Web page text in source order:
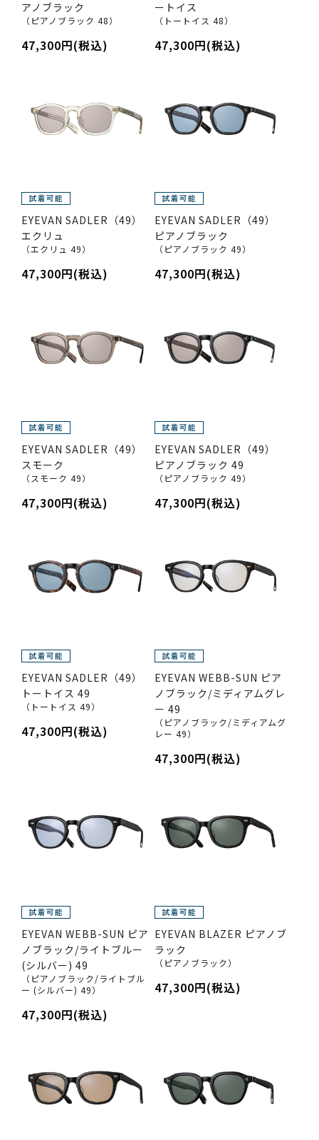
アノブラック
（ピアノブラック 48）
47,300円(税込)
ートイス
（トートイス 48）
47,300円(税込)
EYEVAN SADLER（49）
エクリュ
（エクリュ 49）
47,300円(税込)
EYEVAN SADLER（49）
ピアノブラック
（ピアノブラック 49）
47,300円(税込)
EYEVAN SADLER（49）
スモーク
（スモーク 49）
47,300円(税込)
EYEVAN SADLER（49）
ピアノブラック 49
（ピアノブラック 49）
47,300円(税込)
EYEVAN SADLER（49）
トートイス 49
（トートイス 49）
47,300円(税込)
EYEVAN WEBB-SUN ピア
ノブラック/ミディアムグレ
ー 49
（ピアノブラック/ミディアムグ
レー 49）
47,300円(税込)
EYEVAN WEBB-SUN ピア
ノブラック/ライトブルー
(シルバー) 49
（ピアノブラック/ライトブル
ー (シルバー) 49）
47,300円(税込)
EYEVAN BLAZER ピアノブ
ラック
（ピアノブラック）
47,300円(税込)